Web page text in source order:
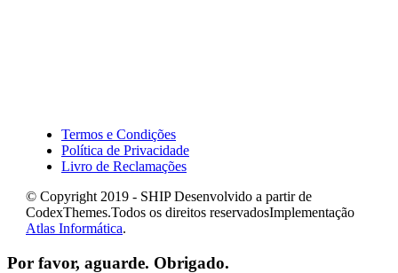
Termos e Condições
Política de Privacidade
Livro de Reclamações
© Copyright 2019 - SHIP Desenvolvido a partir de
CodexThemes.Todos os direitos reservadosImplementação
Atlas Informática.
Por favor, aguarde. Obrigado.